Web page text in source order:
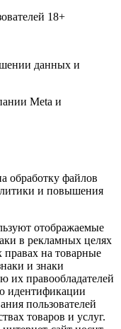
18+
данных и
Metа и
обработку файлов
и повышения
отображаемые
в рекламных целях
на товарные
и знаки
их правообладателей
идентификации
пользователей
товаров и услуг.